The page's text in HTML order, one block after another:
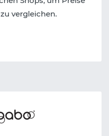
vergleichen.